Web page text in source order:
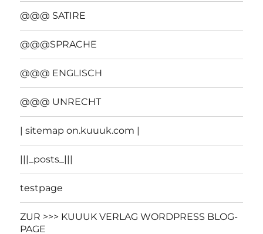
@@@ SATIRE
@@@SPRACHE
@@@ ENGLISCH
@@@ UNRECHT
| sitemap on.kuuuk.com |
|||_posts_|||
testpage
ZUR >>> KUUUK VERLAG WORDPRESS BLOG-
PAGE